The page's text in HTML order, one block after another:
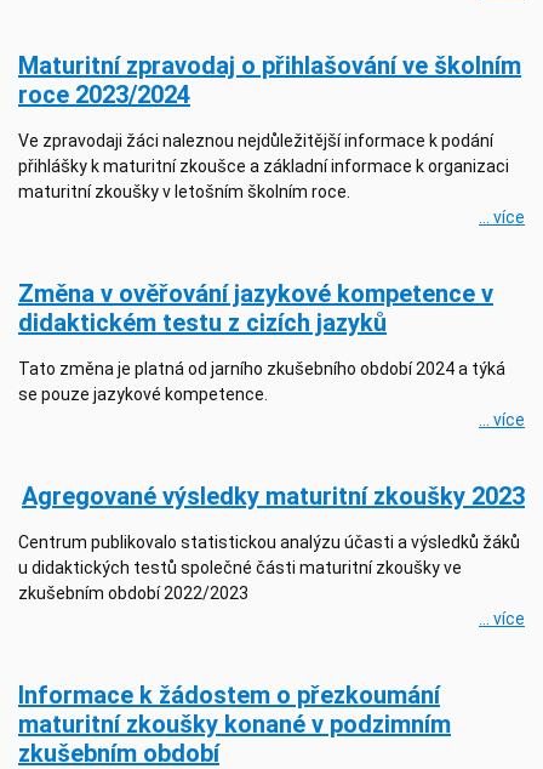
Maturitní zpravodaj o přihlašování ve školním
roce 2023/2024
Ve zpravodaji žáci naleznou nejdůležitější informace k podání
přihlášky k maturitní zkoušce a základní informace k organizaci
maturitní zkoušky v letošním školním roce.
... více
Změna v ověřování jazykové kompetence v
didaktickém testu z cizích jazyků
Tato změna je platná od jarního zkušebního období 2024 a týká
se pouze jazykové kompetence.
... více
Agregované výsledky maturitní zkoušky 2023
Centrum publikovalo statistickou analýzu účasti a výsledků žáků
u didaktických testů společné části maturitní zkoušky ve
zkušebním období 2022/2023
... více
Informace k žádostem o přezkoumání
maturitní zkoušky konané v podzimním
zkušebním období